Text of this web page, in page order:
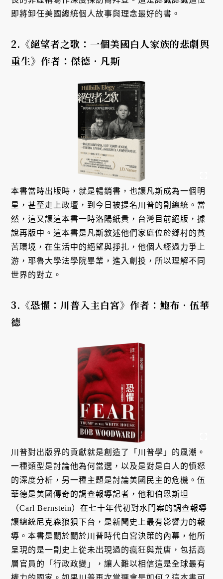
即將卸任美國總統個人故事與理念最好的書。
2.《絕望者之歌：一個美國白人家族的悲劇與
重生》作者：傑德‧凡斯
本書當時出版時，就是暢銷書，也讓凡斯成為一個明
星，甚至走上政壇，到今日被提名川普的副總統。當
然，這又讓這本書一時洛陽紙貴，台灣目前絕版，據
說再版中。這本書是凡斯敘述他們家庭位於鄉村的貧
苦環境，在生活中的絕望與掙扎，他個人經過力爭上
游，耶魯大學法學院畢業，進入創投，所以理解不同
世界的對立。
3.《恐懼：川普入主白宮》作者：鮑布‧伍華
德
川普對出版界的貢獻就是創造了「川普學」的風潮。
一種類型是討論他為何當選，以及是對是白人的憤怒
的深度分析，另一種主題是討論美國民主的危機。伍
華德是美國傳奇的調查報導記者，他和伯恩斯坦
（Carl Bernstein）在七十年代初對水門案的調查報導
讓總統尼克森狼狽下台，是新聞史上最有影響力的報
導。本書是關於關於川普時代白宮決策的內幕，他所
呈現的是一副史上從未出現過的瘋狂與荒唐，包括高
層官員的「行政政變」，讓人難以相信這是全球最有